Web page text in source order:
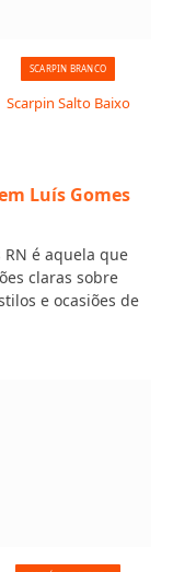
SCARPIN BRANCO
Scarpin Salto Baixo
Luís Gomes
RN é aquela que
claras sobre
e ocasiões de